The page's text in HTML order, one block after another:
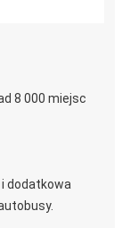
8 000 miejsc
i dodatkowa